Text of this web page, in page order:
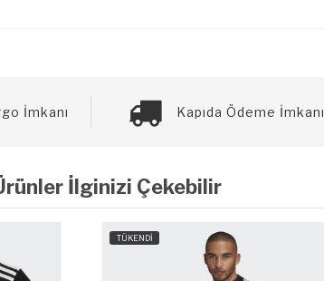
İmkanı Kapıda Ödeme İmkanı
İlginizi Çekebilir
TÜKENDİ